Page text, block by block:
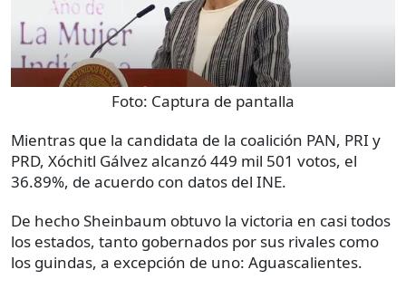
Foto: Captura de pantalla
Mientras que la candidata de la coalición PAN, PRI y
PRD, Xóchitl Gálvez alcanzó 449 mil 501 votos, el
36.89%, de acuerdo con datos del INE.
De hecho Sheinbaum obtuvo la victoria en casi todos
los estados, tanto gobernados por sus rivales como
los guindas, a excepción de uno: Aguascalientes.